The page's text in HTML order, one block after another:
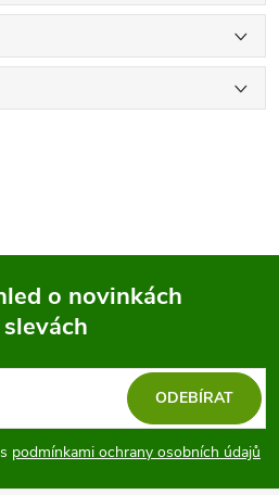
o novinkách
podmínkami ochrany osobních údajů
ODEBÍRAT